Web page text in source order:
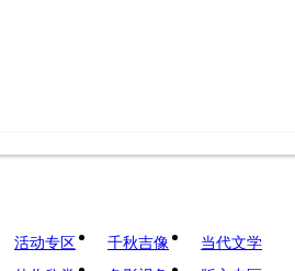
活动专区 千秋吉像
当代文学